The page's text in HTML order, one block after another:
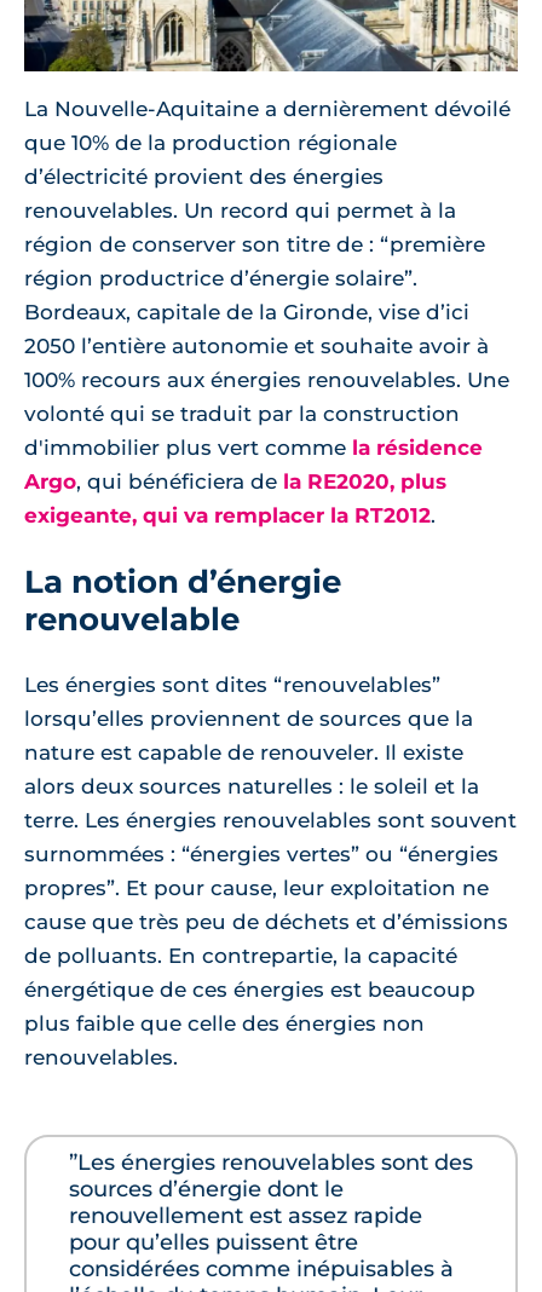
La Nouvelle-Aquitaine a dernièrement dévoilé
que 10% de la production régionale
d’électricité provient des énergies
renouvelables. Un record qui permet à la
région de conserver son titre de : “première
région productrice d’énergie solaire”.
Bordeaux, capitale de la Gironde, vise d’ici
2050 l’entière autonomie et souhaite avoir à
100% recours aux énergies renouvelables. Une
volonté qui se traduit par la construction
d'immobilier plus vert comme la résidence
Argo, qui bénéficiera de la RE2020, plus
exigeante, qui va remplacer la RT2012.
La notion d’énergie
renouvelable
Les énergies sont dites “renouvelables”
lorsqu’elles proviennent de sources que la
nature est capable de renouveler. Il existe
alors deux sources naturelles : le soleil et la
terre. Les énergies renouvelables sont souvent
surnommées : “énergies vertes” ou “énergies
propres”. Et pour cause, leur exploitation ne
cause que très peu de déchets et d’émissions
de polluants. En contrepartie, la capacité
énergétique de ces énergies est beaucoup
plus faible que celle des énergies non
renouvelables.
”Les énergies renouvelables sont des
sources d’énergie dont le
renouvellement est assez rapide
pour qu’elles puissent être
considérées comme inépuisables à